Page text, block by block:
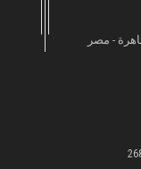
- مصر